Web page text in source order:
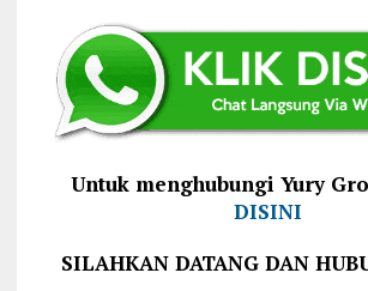
Untuk menghubungi Yury
DISINI
SILAHKAN DATANG DAN